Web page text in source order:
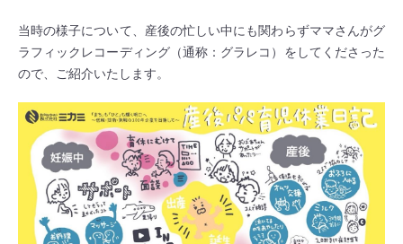
当時の様子について、産後の忙しい中にも関わらずママさんがグ
ラフィックレコーディング（通称：グラレコ）をしてくださった
ので、ご紹介いたします。